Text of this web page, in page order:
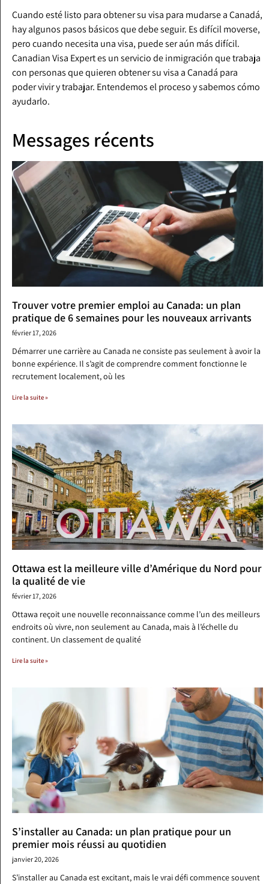
Cuando esté listo para obtener su visa para mudarse a Canadá,
hay algunos pasos básicos que debe seguir. Es difícil moverse,
pero cuando necesita una visa, puede ser aún más difícil.
Canadian Visa Expert es un servicio de inmigración que trabaja
con personas que quieren obtener su visa a Canadá para
poder vivir y trabajar. Entendemos el proceso y sabemos cómo
ayudarlo.
Messages récents
Trouver votre premier emploi au Canada: un plan
pratique de 6 semaines pour les nouveaux arrivants
février 17, 2026
Démarrer une carrière au Canada ne consiste pas seulement à avoir la
bonne expérience. Il s’agit de comprendre comment fonctionne le
recrutement localement, où les
Lire la suite »
Ottawa est la meilleure ville d’Amérique du Nord pour
la qualité de vie
février 17, 2026
Ottawa reçoit une nouvelle reconnaissance comme l’un des meilleurs
endroits où vivre, non seulement au Canada, mais à l’échelle du
continent. Un classement de qualité
Lire la suite »
S’installer au Canada: un plan pratique pour un
premier mois réussi au quotidien
janvier 20, 2026
S’installer au Canada est excitant, mais le vrai défi commence souvent